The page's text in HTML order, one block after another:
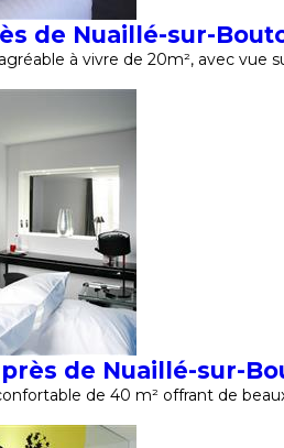
de Nuaillé-sur-
à vivre de 20m², avec vue
de Nuaillé-sur-
de 40 m² offrant de